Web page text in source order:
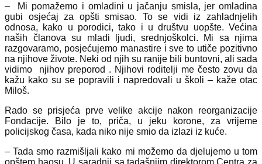
–
Mi pomažemo i omladini u jačanju smisla, jer omladina
gubi osjećaj za opšti smisao. To se vidi iz zahladnjelih
odnosa, kako u porodici, tako i u društvu uopšte. Većina
naših članova su mladi ljudi, srednjoškolci. Mi sa njima
razgovaramo, posjećujemo manastire i sve to utiče pozitivno
na njihove živote. Neki od njih su ranije bili buntovni, ali sada
vidimo njihov preporod . Njihovi roditelji me često zovu da
kažu kako su se popravili i napredovali u školi – kaže otac
Miloš.
Rado se prisjeća prve velike akcije nakon reorganizacije
Fondacije. Bilo je to, priča, u jeku korone, za vrijeme
policijskog časa, kada niko nije smio da izlazi iz kuće.
– Tada smo razmišljali kako mi možemo da djelujemo u tom
opštem haosu. U saradnji sa tadašnjim direktorom Centra za